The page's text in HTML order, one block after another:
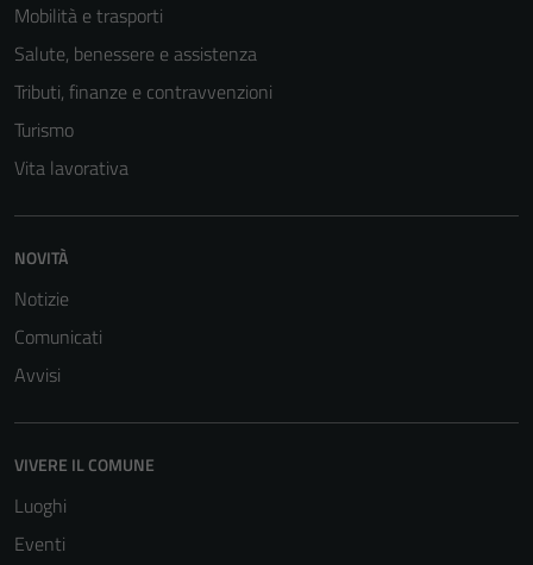
Mobilità e trasporti
Salute, benessere e assistenza
Tributi, finanze e contravvenzioni
Turismo
Vita lavorativa
NOVITÀ
Notizie
Comunicati
Avvisi
VIVERE IL COMUNE
Luoghi
Eventi